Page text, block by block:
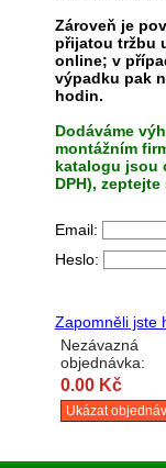
Zároveň je
přijatou tržbu
online; v
výpadku pak
hodin.
Dodáváme
montážním
katalogu jsou
DPH),
Email:
Heslo:
Zapomněli jste
Nezávazná
objednávka:
0.00 Kč